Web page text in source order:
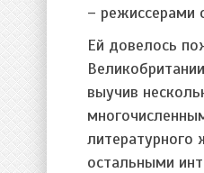
– режиссерами
Ей довелось
выучив
литературного
остальными